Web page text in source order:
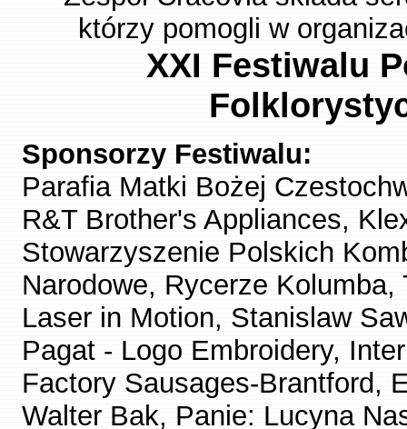
którzy pomogli w
XXI Festiwalu
Sponsorzy Festiwalu:
Parafia Matki Bożej
R&T Brother's Appliances,
Stowarzyszenie Polskich
Narodowe, Rycerze
Laser in Motion, Stanislaw
Pagat - Logo Embroidery,
Factory Sausages-Brantford,
Walter Bak, Panie: Lucyna